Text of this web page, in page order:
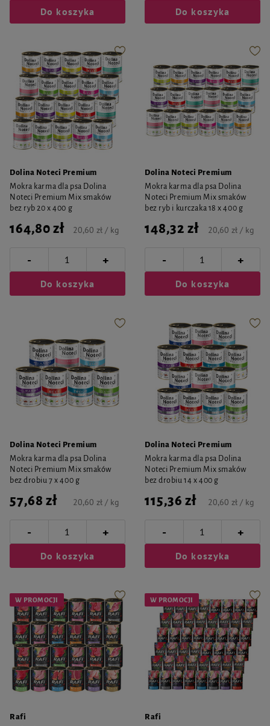
Do koszyka Do koszyka
Dolina Noteci Premium
Mokra karma dla psa Dolina
Noteci Premium Mix smaków
bez ryb 20 x 400 g
164,80 zł 20,60 zł / kg
- +
Do koszyka
Dolina Noteci Premium
Mokra karma dla psa Dolina
Noteci Premium Mix smaków
bez ryb i kurczaka 18 x 400 g
148,32 zł 20,60 zł / kg
- +
Do koszyka
Dolina Noteci Premium
Mokra karma dla psa Dolina
Noteci Premium Mix smaków
bez drobiu 7 x 400 g
57,68 zł 20,60 zł / kg
- +
Do koszyka
Dolina Noteci Premium
Mokra karma dla psa Dolina
Noteci Premium Mix smaków
bez drobiu 14 x 400 g
115,36 zł 20,60 zł / kg
- +
Do koszyka
W PROMOCJI
Rafi
W PROMOCJI
Rafi